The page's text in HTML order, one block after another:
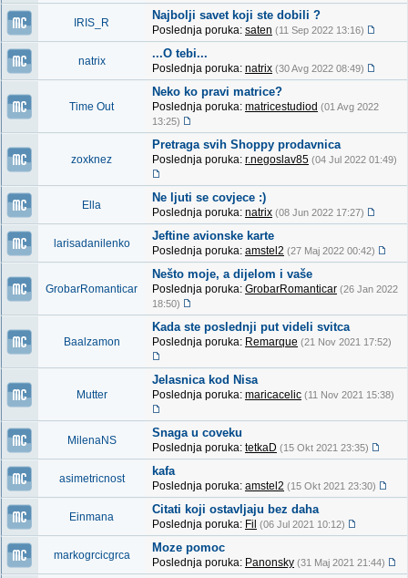
IRIS_R
Najbolji savet koji ste dobili ?
Poslednja poruka: saten (11 Sep 2022 13:16)
natrix
...O tebi...
Poslednja poruka: natrix (30 Avg 2022 08:49)
Time Out
Neko ko pravi matrice?
Poslednja poruka: matricestudiod (01 Avg 2022
13:25)
zoxknez
Pretraga svih Shoppy prodavnica
Poslednja poruka: r.negoslav85 (04 Jul 2022 01:49)
Ella
Ne ljuti se covjece :)
Poslednja poruka: natrix (08 Jun 2022 17:27)
larisadanilenko
Jeftine avionske karte
Poslednja poruka: amstel2 (27 Maj 2022 00:42)
GrobarRomanticar
Nešto moje, a dijelom i vaše
Poslednja poruka: GrobarRomanticar (26 Jan 2022
18:50)
Baalzamon
Kada ste poslednji put videli svitca
Poslednja poruka: Remarque (21 Nov 2021 17:52)
Mutter
Jelasnica kod Nisa
Poslednja poruka: maricacelic (11 Nov 2021 15:38)
MilenaNS
Snaga u coveku
Poslednja poruka: tetkaD (15 Okt 2021 23:35)
asimetricnost
kafa
Poslednja poruka: amstel2 (15 Okt 2021 23:30)
Einmana
Citati koji ostavljaju bez daha
Poslednja poruka: Fil (06 Jul 2021 10:12)
markogrcicgrca
Moze pomoc
Poslednja poruka: Panonsky (31 Maj 2021 21:44)